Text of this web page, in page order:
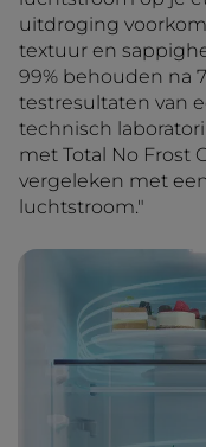
uitdroging
textuur en
99% behouden na
testresultaten van
technisch
met Total No Frost
vergeleken met
luchtstroom."